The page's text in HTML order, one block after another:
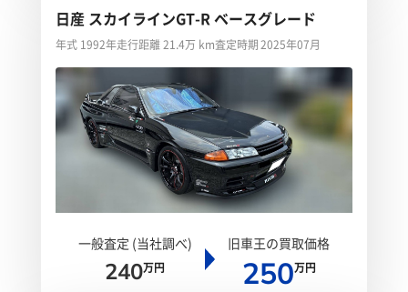
日産 スカイラインGT-R ベースグレード
年式 1992年走行距離 21.4万 km査定時期 2025年07月
一般査定 (当社調べ)
240万円
旧車王の買取価格
250万円